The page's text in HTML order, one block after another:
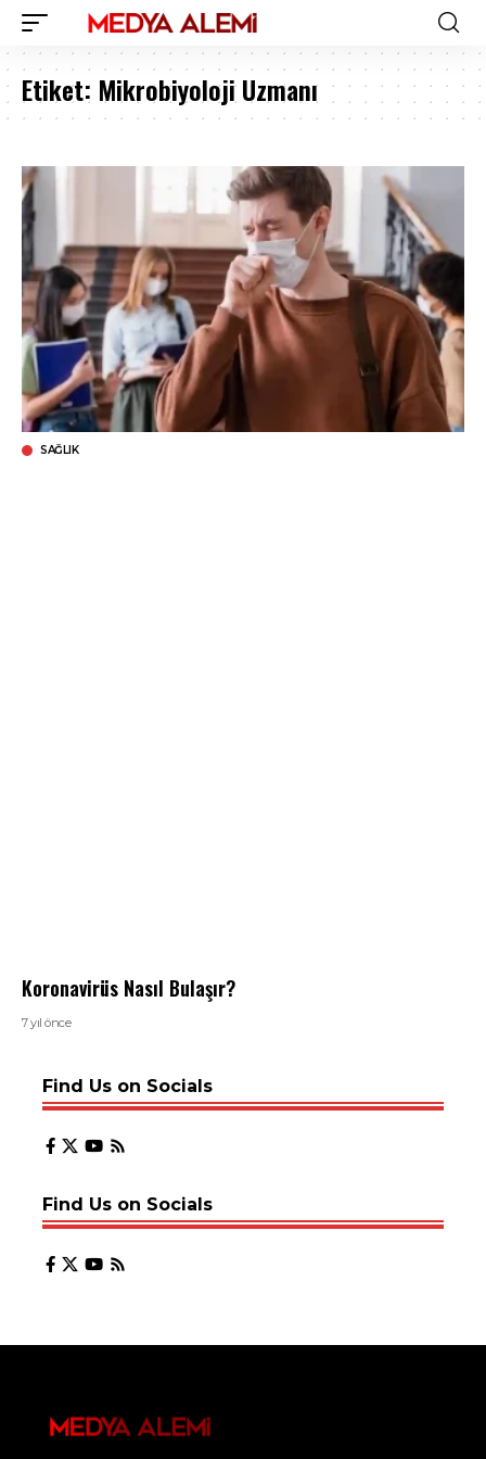
Etiket: Mikrobiyoloji Uzmanı
SAĞLIK
Koronavirüs Nasıl Bulaşır?
7 yıl önce
Find Us on Socials
Find Us on Socials